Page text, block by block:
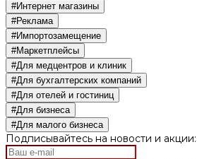
#Интернет магазины
#Реклама
#Импортозамещение
#Маркетплейсы
#Для медцентров и клиник
#Для бухгалтерских компаний
#Для отелей и гостиниц
#Для бизнеса
#Для малого бизнеса
Подписывайтесь на новости и акции: